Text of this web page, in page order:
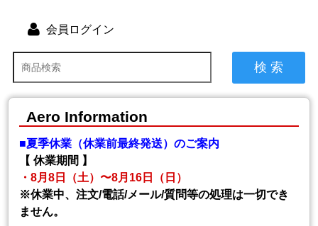
会員ログイン
検 索
Aero Information
■夏季休業（休業前最終発送）のご案内
【 休業期間 】
・8月8日（土）〜8月16日（日）
※休業中、注文/電話/メール/質問等の処理は一切でき
ません。